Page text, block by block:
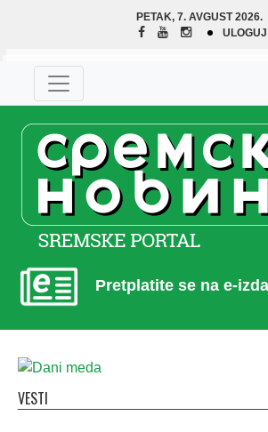
PETAK, 7. AVGUST 2026.
Pretplatite se na e-
VESTI